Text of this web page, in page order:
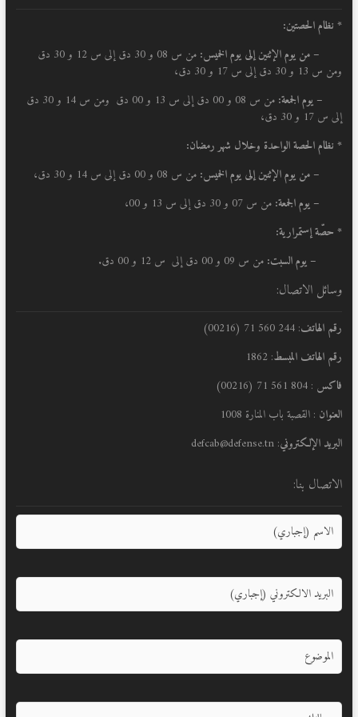
* نظام الحصتين:
– من يوم الإثنين إلى يوم الخميس:
من س 08 و 30 دق إلى س 12 و 30 دق
ومن س 13 و 30 دق إلى س 17 و 30 دق،
– يوم الجمعة:
من س 08 و 00 دق إلى س 13 و 00 دق ومن س 14 و 30 دق
إلى س 17 و 30 دق،
* نظام الحصة الواحدة وخلال شهر رمضان:
– من يوم الإثنين إلى يوم الخميس: من س 08 و 00 دق إلى س 14 و 30 دق،
– يوم الجمعة: من س 07 و 30 دق إلى س 13 و 00،
* حصّة إستمرارية:
– يوم السبت: من س 09 و 00 دق إلى س 12 و 00 دق.
وسائل الاتصال:
رقم الهاتف: 244 560 71 (00216)
رقم الهاتف المبسط: 1862
فاكس : 804 561 71 (00216)
العنوان : القصبة باب المنارة 1008
البريد الإلكتروني: defcab@defense.tn
الاتصال بنا: